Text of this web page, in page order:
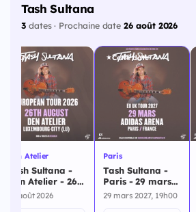
Tash Sultana
3dates · Prochaine date26 août 2026
17j
Den Atelier
Tash Sultana -
Den Atelier - 26
août 2026
26 août 2026
Cette date
Paris
Tash Sultana -
Paris - 29 mars
2027
29 mars 2027, 19h00